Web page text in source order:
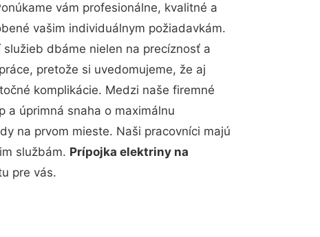
vám profesionálne, kvalitné a
vašim individuálnym požiadavkám.
dbáme nielen na precíznosť a
pretože si uvedomujeme, že aj
komplikácie. Medzi naše firemné
a úprimná snaha o maximálnu
na prvom mieste. Naši pracovníci majú
službám. Prípojka elektriny na
pre vás.